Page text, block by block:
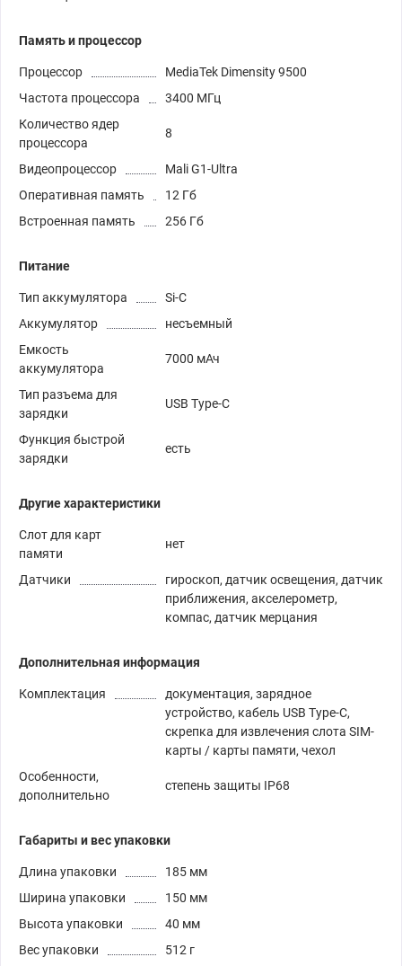
Память и процессор
Процессор
MediaTek Dimensity 9500
Частота процессора
3400 МГц
Количество ядер
процессора
8
Видеопроцессор
Mali G1-Ultra
Оперативная память
12 Гб
Встроенная память
256 Гб
Питание
Тип аккумулятора
Si-C
Аккумулятор
несъемный
Емкость
аккумулятора
7000 мАч
Тип разъема для
зарядки
USB Type-C
Функция быстрой
зарядки
есть
Другие характеристики
Слот для карт
памяти
нет
Датчики
гироскоп, датчик освещения, датчик
приближения, акселерометр,
компас, датчик мерцания
Дополнительная информация
Комплектация
документация, зарядное
устройство, кабель USB Type-C,
скрепка для извлечения слота SIM-
карты / карты памяти, чехол
Особенности,
дополнительно
степень защиты IP68
Габариты и вес упаковки
Длина упаковки
185 мм
Ширина упаковки
150 мм
Высота упаковки
40 мм
Вес упаковки
512 г